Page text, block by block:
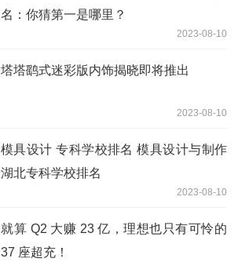
名：你猜第一是哪里？
2023-08-10
塔塔鹞式迷彩版内饰揭晓即将推出
2023-08-10
模具设计 专科学校排名 模具设计与制作
湖北专科学校排名
2023-08-10
就算 Q2 大赚 23 亿，理想也只有可怜的
37 座超充！